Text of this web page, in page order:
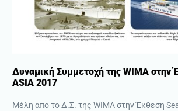
Δυναμική Συμμετοχή της WIMA στην
ASIA 2017
Μέλη απο το Δ.Σ. της WIMA στην Έκθεση